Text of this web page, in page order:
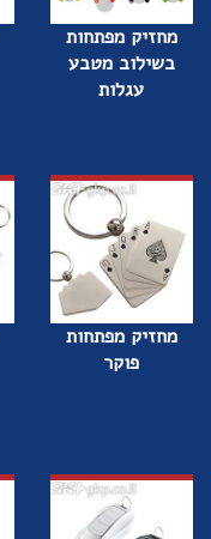
מחזיק מפתחות
בשילוב מטבע
עגלות
מחזיק מפתחות
פוקר